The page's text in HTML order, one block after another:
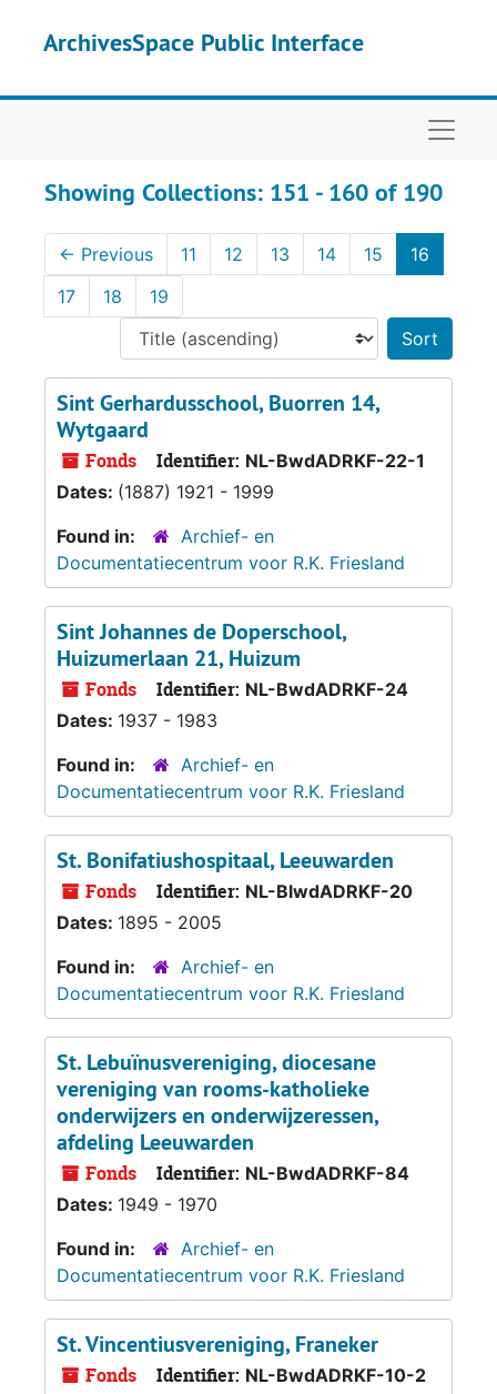
ArchivesSpace Public Interface
Showing Collections: 151 - 160 of 190
← Previous 11 12 13 14 15
16
17
18 19
Sint Gerhardusschool, Buorren 14,
Wytgaard
Fonds Identifier: NL-BwdADRKF-22-1
Dates: (1887) 1921 - 1999
Found in:
Archief- en
Documentatiecentrum voor R.K. Friesland
Sint Johannes de Doperschool,
Huizumerlaan 21, Huizum
Fonds Identifier: NL-BwdADRKF-24
Dates: 1937 - 1983
Found in:
Archief- en
Documentatiecentrum voor R.K. Friesland
St. Bonifatiushospitaal, Leeuwarden
Fonds Identifier: NL-BlwdADRKF-20
Dates: 1895 - 2005
Found in:
Archief- en
Documentatiecentrum voor R.K. Friesland
St. Lebuïnusvereniging, diocesane
vereniging van rooms-katholieke
onderwijzers en onderwijzeressen,
afdeling Leeuwarden
Fonds Identifier: NL-BwdADRKF-84
Dates: 1949 - 1970
Found in:
Archief- en
Documentatiecentrum voor R.K. Friesland
St. Vincentiusvereniging, Franeker
Fonds Identifier: NL-BwdADRKF-10-2